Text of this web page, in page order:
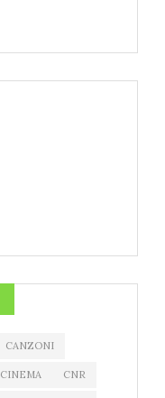
CANZONI
CINEMA CNR